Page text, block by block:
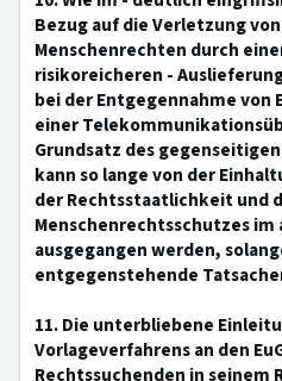
Bezug auf die Verletzung
Menschenrechten durch
risikoreicheren -
bei der Entgegennahme von
einer
Grundsatz des
kann so lange von der
der Rechtsstaatlichkeit und
Menschenrechtsschutzes im
ausgegangen werden,
entgegenstehende
11. Die unterbliebene
Vorlageverfahrens an den
Rechtssuchenden in seinem